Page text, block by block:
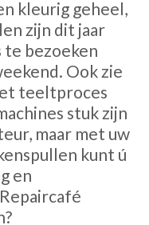
kleurig geheel,
zijn dit jaar
te bezoeken
Ook zie
teeltproces
stuk zijn
maar met uw
kunt ú
en